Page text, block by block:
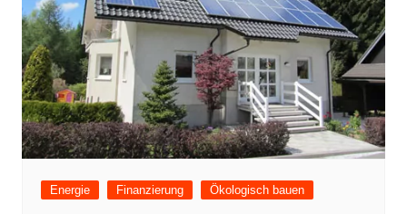
Energie Finanzierung Ökologisch bauen